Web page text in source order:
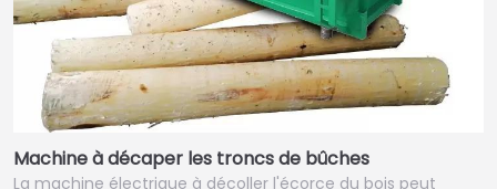
Machine à décaper les troncs de bûches
La machine électrique à décoller l'écorce du bois peut